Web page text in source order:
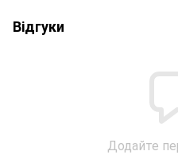
Відгуки
Додайте